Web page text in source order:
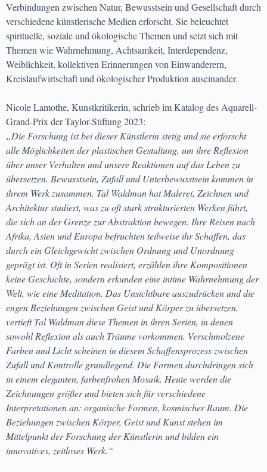
Verbindungen zwischen Natur, Bewusstsein und Gesellschaft durch
verschiedene künstlerische Medien erforscht. Sie beleuchtet
spirituelle, soziale und ökologische Themen und setzt sich mit
Themen wie Wahrnehmung, Achtsamkeit, Interdependenz,
Weiblichkeit, kollektiven Erinnerungen von Einwanderern,
Kreislaufwirtschaft und ökologischer Produktion auseinander.
Nicole Lamothe, Kunstkritikerin, schrieb im Katalog des Aquarell-
Grand-Prix der Taylor-Stiftung 2023:
„Die Forschung ist bei dieser Künstlerin stetig und sie erforscht
alle Möglichkeiten der plastischen Gestaltung, um ihre Reflexion
über unser Verhalten und unsere Reaktionen auf das Leben zu
übersetzen. Bewusstsein, Zufall und Unterbewusstsein kommen in
ihrem Werk zusammen. Tal Waldman hat Malerei, Zeichnen und
Architektur studiert, was zu oft stark strukturierten Werken führt,
die sich an der Grenze zur Abstraktion bewegen. Ihre Reisen nach
Afrika, Asien und Europa befruchten teilweise ihr Schaffen, das
durch ein Gleichgewicht zwischen Ordnung und Unordnung
geprägt ist. Oft in Serien realisiert, erzählen ihre Kompositionen
keine Geschichte, sondern erkunden eine intime Wahrnehmung der
Welt, wie eine Meditation. Das Unsichtbare auszudrücken und die
engen Beziehungen zwischen Geist und Körper zu übersetzen,
vertieft Tal Waldman diese Themen in ihren Serien, in denen
sowohl Reflexion als auch Träume vorkommen. Verschmolzene
Farben und Licht scheinen in diesem Schaffensprozess zwischen
Zufall und Kontrolle grundlegend. Die Formen durchdringen sich
in einem eleganten, farbenfrohen Mosaik. Heute werden die
Zeichnungen größer und bieten sich für verschiedene
Interpretationen an: organische Formen, kosmischer Raum. Die
Beziehungen zwischen Körper, Geist und Kunst stehen im
Mittelpunkt der Forschung der Künstlerin und bilden ein
innovatives, zeitloses Werk.“